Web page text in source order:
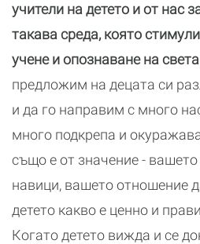
учители на детето и от нас
такава среда, която
учене и опознаване на
предложим на децата си
и да го направим с много
много подкрепа и
също е от значение -
навици, вашето отношение
детето какво е ценно и
Когато детето вижда и се